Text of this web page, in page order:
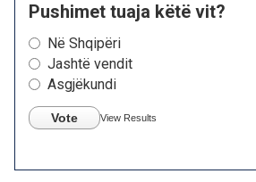
Pushimet tuaja këtë vit?
Në Shqipëri
Jashtë vendit
Asgjëkundi
Vote View Results